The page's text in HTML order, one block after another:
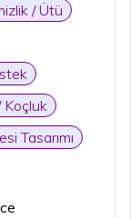
/ Ütü
Koçluk
Tasarımı